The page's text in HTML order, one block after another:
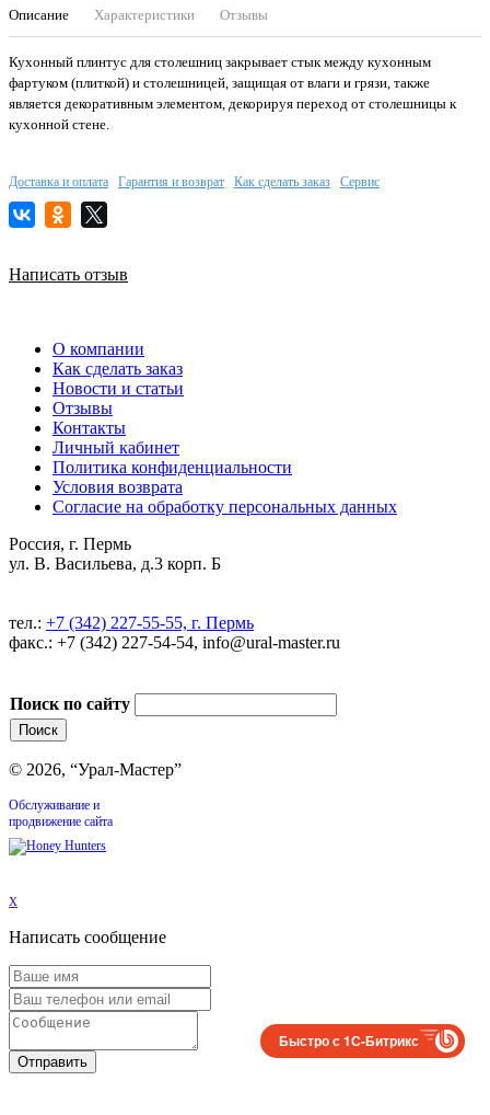
Описание Характеристики Отзывы
Кухонный плинтус для столешниц закрывает стык между кухонным
фартуком (плиткой) и столешницей, защищая от влаги и грязи, также
является декоративным элементом, декорируя переход от столешницы к
кухонной стене.
Доставка и оплата Гарантия и возврат Как сделать заказ Сервис
Написать отзыв
О компании
Как сделать заказ
Новости и статьи
Отзывы
Контакты
Личный кабинет
Политика конфиденциальности
Условия возврата
Согласие на обработку персональных данных
Россия, г. Пермь
ул. В. Васильева, д.3 корп. Б
тел.: +7 (342) 227-55-55, г. Пермь
факс.: +7 (342) 227-54-54, info@ural-master.ru
Поиск по сайту
© 2026, “Урал-Мастер”
Обслуживание и
продвижение сайта
x
Написать сообщение
Отправить
Быстро с 1С-Битрикс